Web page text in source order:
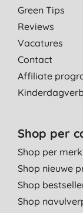
Green Tips
Reviews
Vacatures
Contact
Affiliate
Shop per
Shop per merk
Shop nieuwe
Shop
Shop